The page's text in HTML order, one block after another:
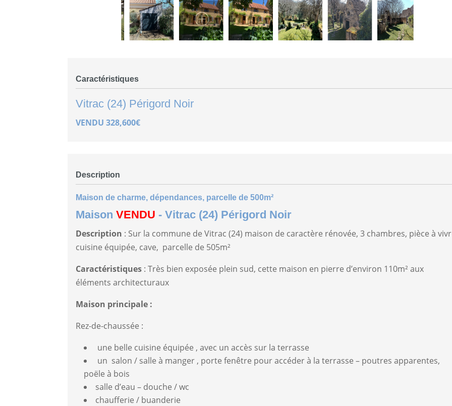
Caractéristiques
Vitrac (24) Périgord Noir
VENDU 328,600€
Description
Maison de charme, dépendances, parcelle de 500m²
Maison VENDU - Vitrac (24) Périgord Noir
Description : Sur la commune de Vitrac (24) maison de caractère rénovée, 3 chambres, pièce à
cuisine équipée, cave, parcelle de 505m²
Caractéristiques : Très bien exposée plein sud, cette maison en pierre d’environ 110m² aux
éléments architecturaux
Maison principale :
Rez-de-chaussée :
une belle cuisine équipée , avec un accès sur la terrasse
un salon / salle à manger , porte fenêtre pour accéder à la terrasse – poutres apparentes,
poële à bois
salle d’eau – douche / wc
chaufferie / buanderie